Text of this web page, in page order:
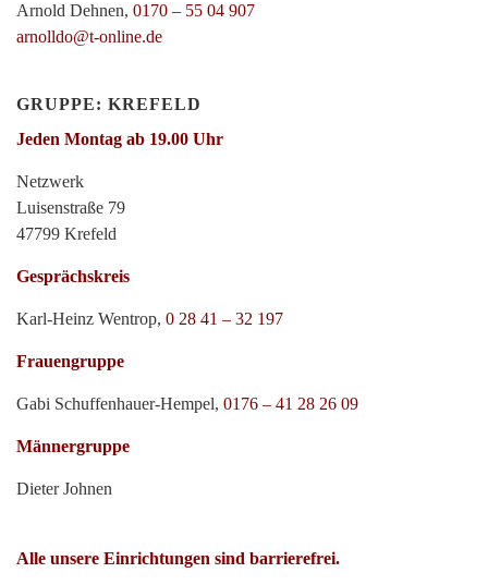
Arnold Dehnen, 0170 – 55 04 907
arnolldo@t-online.de
GRUPPE: KREFELD
Jeden Montag ab 19.00 Uhr
Netzwerk
Luisenstraße 79
47799 Krefeld
Gesprächskreis
Karl-Heinz Wentrop, 0 28 41 – 32 197
Frauengruppe
Gabi Schuffenhauer-Hempel, 0176 – 41 28 26 09
Männergruppe
Dieter Johnen
Alle unsere Einrichtungen sind barrierefrei.